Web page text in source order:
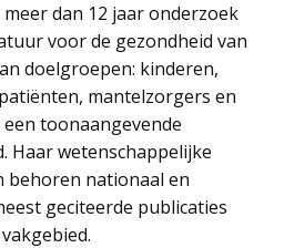
dan 12 jaar onderzoek
voor de gezondheid van
doelgroepen: kinderen,
mantelzorgers en
toonaangevende
Haar wetenschappelijke
nationaal en
geciteerde publicaties